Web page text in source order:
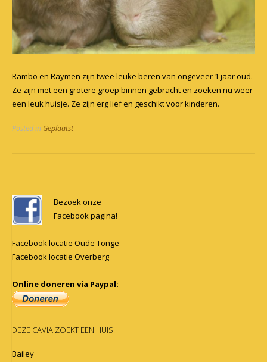
Rambo en Raymen zijn twee leuke beren van ongeveer 1 jaar oud.
Ze zijn met een grotere groep binnen gebracht en zoeken nu weer
een leuk huisje. Ze zijn erg lief en geschikt voor kinderen.
Posted in Geplaatst
navigation
Bezoek onze
Facebook pagina!
Facebook locatie Oude Tonge
Facebook locatie Overberg
Online doneren via Paypal:
DEZE CAVIA ZOEKT EEN HUIS!
Bailey